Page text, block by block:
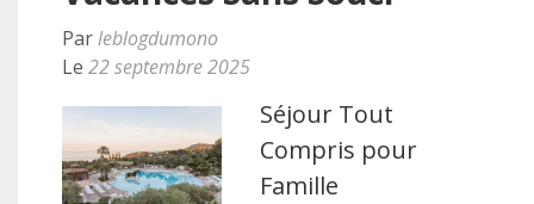
Parleblogdumono
Le 22 septembre 2025
Séjour Tout
Compris pour
Famille